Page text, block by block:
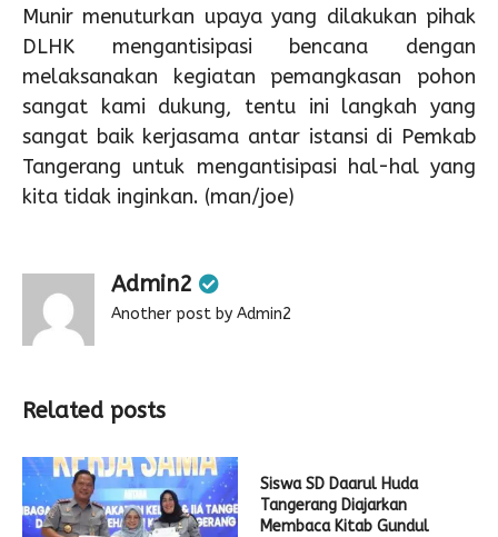
Munir menuturkan upaya yang dilakukan pihak
DLHK mengantisipasi bencana dengan
melaksanakan kegiatan pemangkasan pohon
sangat kami dukung, tentu ini langkah yang
sangat baik kerjasama antar istansi di Pemkab
Tangerang untuk mengantisipasi hal-hal yang
kita tidak inginkan. (man/joe)
Admin2
Another post by Admin2
Related posts
Siswa SD Daarul Huda
Tangerang Diajarkan
Membaca Kitab Gundul